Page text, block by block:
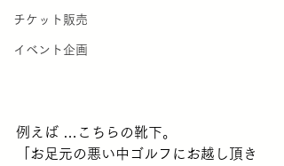
チケット販売
イベント企画
例えば …こちらの靴下。
「お足元の悪い中ゴルフにお越し頂き